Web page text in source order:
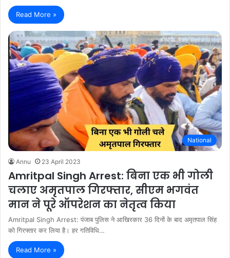
Read More »
National
Annu 23 April 2023
Amritpal Singh Arrest: बिना एक भी गोली
चलाए अमृतपाल गिरफ्तार, सीएम भगवंत
मान ने पूरे ऑपरेशन का नेतृत्व किया
Amritpal Singh Arrest: पंजाब पुलिस ने आखिरकार 36 दिनों के बाद अमृतपाल सिंह
को गिरफ्तार कर लिया है। हर गतिविधि…
Read More »